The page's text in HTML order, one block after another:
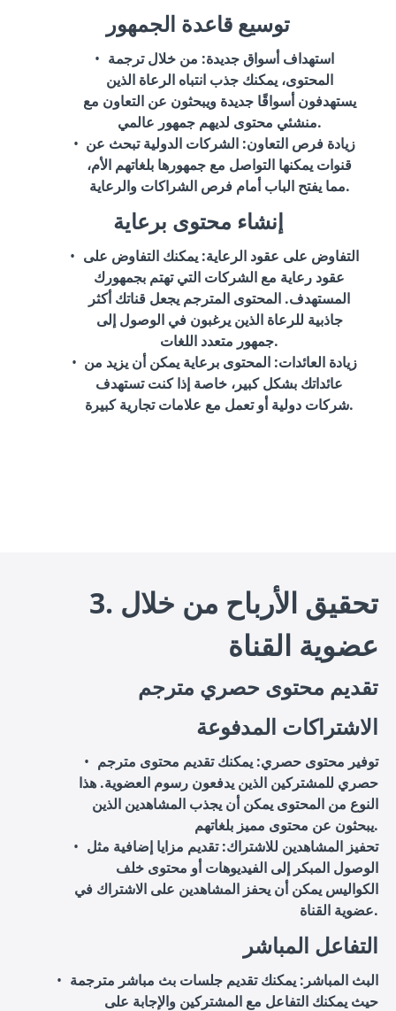
توسيع قاعدة الجمهور
استهداف أسواق جديدة: من خلال ترجمة
المحتوى، يمكنك جذب انتباه الرعاة الذين
يستهدفون أسواقًا جديدة ويبحثون عن التعاون مع
منشئي محتوى لديهم جمهور عالمي.
زيادة فرص التعاون: الشركات الدولية تبحث عن
قنوات يمكنها التواصل مع جمهورها بلغاتهم الأم،
مما يفتح الباب أمام فرص الشراكات والرعاية.
إنشاء محتوى برعاية
التفاوض على عقود الرعاية: يمكنك التفاوض على
عقود رعاية مع الشركات التي تهتم بجمهورك
المستهدف. المحتوى المترجم يجعل قناتك أكثر
جاذبية للرعاة الذين يرغبون في الوصول إلى
جمهور متعدد اللغات.
زيادة العائدات: المحتوى برعاية يمكن أن يزيد من
عائداتك بشكل كبير، خاصة إذا كنت تستهدف
شركات دولية أو تعمل مع علامات تجارية كبيرة.
3. تحقيق الأرباح من خلال
عضوية القناة
تقديم محتوى حصري مترجم
الاشتراكات المدفوعة
توفير محتوى حصري: يمكنك تقديم محتوى مترجم
حصري للمشتركين الذين يدفعون رسوم العضوية. هذا
النوع من المحتوى يمكن أن يجذب المشاهدين الذين
يبحثون عن محتوى مميز بلغاتهم.
تحفيز المشاهدين للاشتراك: تقديم مزايا إضافية مثل
الوصول المبكر إلى الفيديوهات أو محتوى خلف
الكواليس يمكن أن يحفز المشاهدين على الاشتراك في
عضوية القناة.
التفاعل المباشر
البث المباشر : يمكنك تقديم جلسات بث مباشر مترجمة
حيث يمكنك التفاعل مع المشتركين والإجابة على